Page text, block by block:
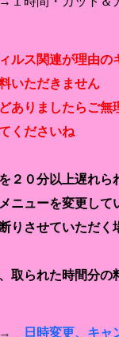
ルス関連が理由の
いただきません
ありましたらご無
くださいね
２０分以上遅れら
ニューを変更して
りさせていただく
取られた時間分の
→
日時変更、キャ